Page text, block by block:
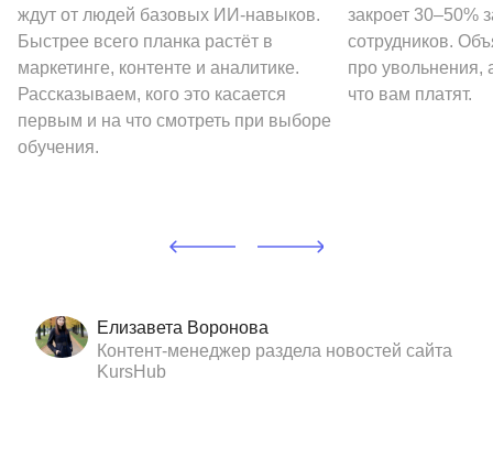
ждут от людей базовых ИИ-навыков.
Быстрее всего планка растёт в
маркетинге, контенте и аналитике.
Рассказываем, кого это касается
первым и на что смотреть при выборе
обучения.
закроет 30–50%
сотрудников.
про увольнения,
что вам платят.
Елизавета Воронова
Контент-менеджер раздела новостей сайта
KursHub